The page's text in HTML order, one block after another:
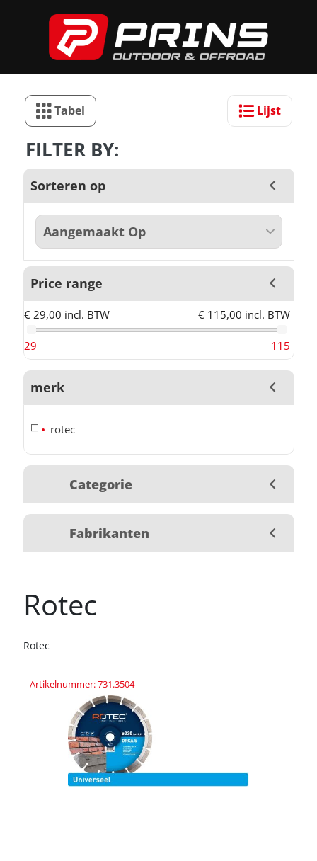
Tabel Lijst
FILTER BY:
Sorteren op
Price range
€ 29,00 incl. BTW € 115,00 incl. BTW
29 115
merk
rotec
Categorie
Fabrikanten
Rotec
Rotec
Artikelnummer: 731.3504